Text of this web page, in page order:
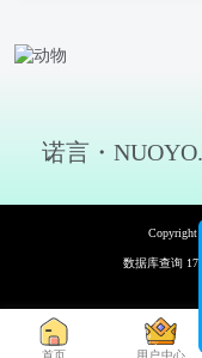
诺言・
Copyright
数据库查询
首页 用户中心